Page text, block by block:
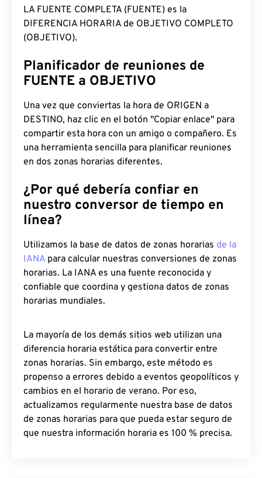
LA FUENTE COMPLETA (FUENTE) es la
DIFERENCIA HORARIA de OBJETIVO COMPLETO
(OBJETIVO).
Planificador de reuniones de
FUENTE a OBJETIVO
Una vez que conviertas la hora de ORIGEN a
DESTINO, haz clic en el botón "Copiar enlace" para
compartir esta hora con un amigo o compañero. Es
una herramienta sencilla para planificar reuniones
en dos zonas horarias diferentes.
¿Por qué debería confiar en
nuestro conversor de tiempo en
línea?
Utilizamos la base de datos de zonas horarias de la
IANA para calcular nuestras conversiones de zonas
horarias. La IANA es una fuente reconocida y
confiable que coordina y gestiona datos de zonas
horarias mundiales.
La mayoría de los demás sitios web utilizan una
diferencia horaria estática para convertir entre
zonas horarias. Sin embargo, este método es
propenso a errores debido a eventos geopolíticos y
cambios en el horario de verano. Por eso,
actualizamos regularmente nuestra base de datos
de zonas horarias para que pueda estar seguro de
que nuestra información horaria es 100 % precisa.